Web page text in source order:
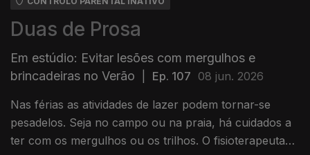
Duas de Prosa
Em estúdio: Evitar lesões com mergulhos e
brincadeiras no Verão
Ep. 107 08 jun. 2026
Nas férias as atividades de lazer podem tornar-se
pesadelos. Seja no campo ou na praia, há cuidados a
ter com os mergulhos ou os trilhos. O fisioterapeuta